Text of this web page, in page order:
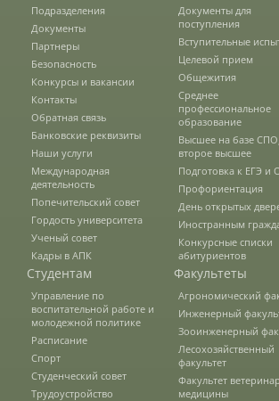
Волонтерский центр
Студенческие отряды
Студенческий отряд «Водяной»
Студенческий отряд «Гризли»
Студенческий отряд «Земляне»
Студенческий отряд «Спасатели»
Подразделения
Документы
Партнеры
Безопасность
Конкурсы и вакансии
Контакты
Обратная связь
Банковские реквизиты
Наши услуги
Международная
деятельность
Попечительский совет
Гордость университета
Ученый совет
Кадры в АПК
Документы для
поступления
Вступительные
Целевой прием
Общежития
Среднее
профессиональное
образование
Высшее на базе СПО,
второе высшее
Подготовка к ЕГЭ и
Профориентация
День открытых
Иностранным
Конкурсные списки
абитуриентов
Студентам
Управление по
воспитательной работе и
молодежной политике
Расписание
Спорт
Студенческий совет
Трудоустройство
Факультеты
Агрономический
Инженерный
Зооинженерный
Лесохозяйственный
факультет
Факультет
медицины